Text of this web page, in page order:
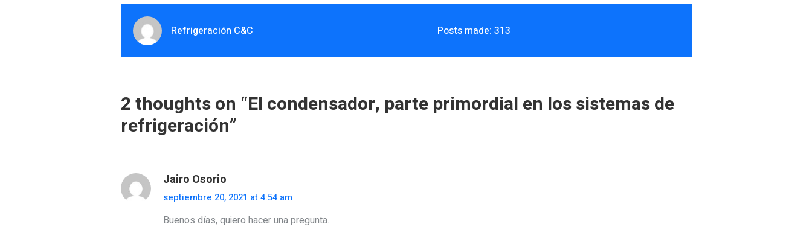
Refrigeración C&C Posts made: 313
2 thoughts on “El condensador, parte primordial en los sistemas de
refrigeración”
Jairo Osorio
septiembre 20, 2021 at 4:54 am
Buenos días, quiero hacer una pregunta.